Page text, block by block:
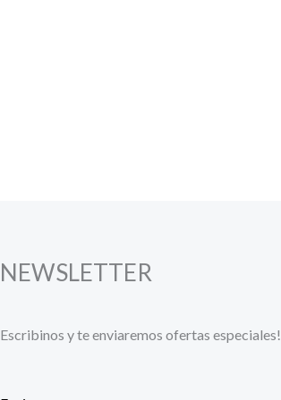
NEWSLETTER
Escribinos y te enviaremos ofertas especiales!